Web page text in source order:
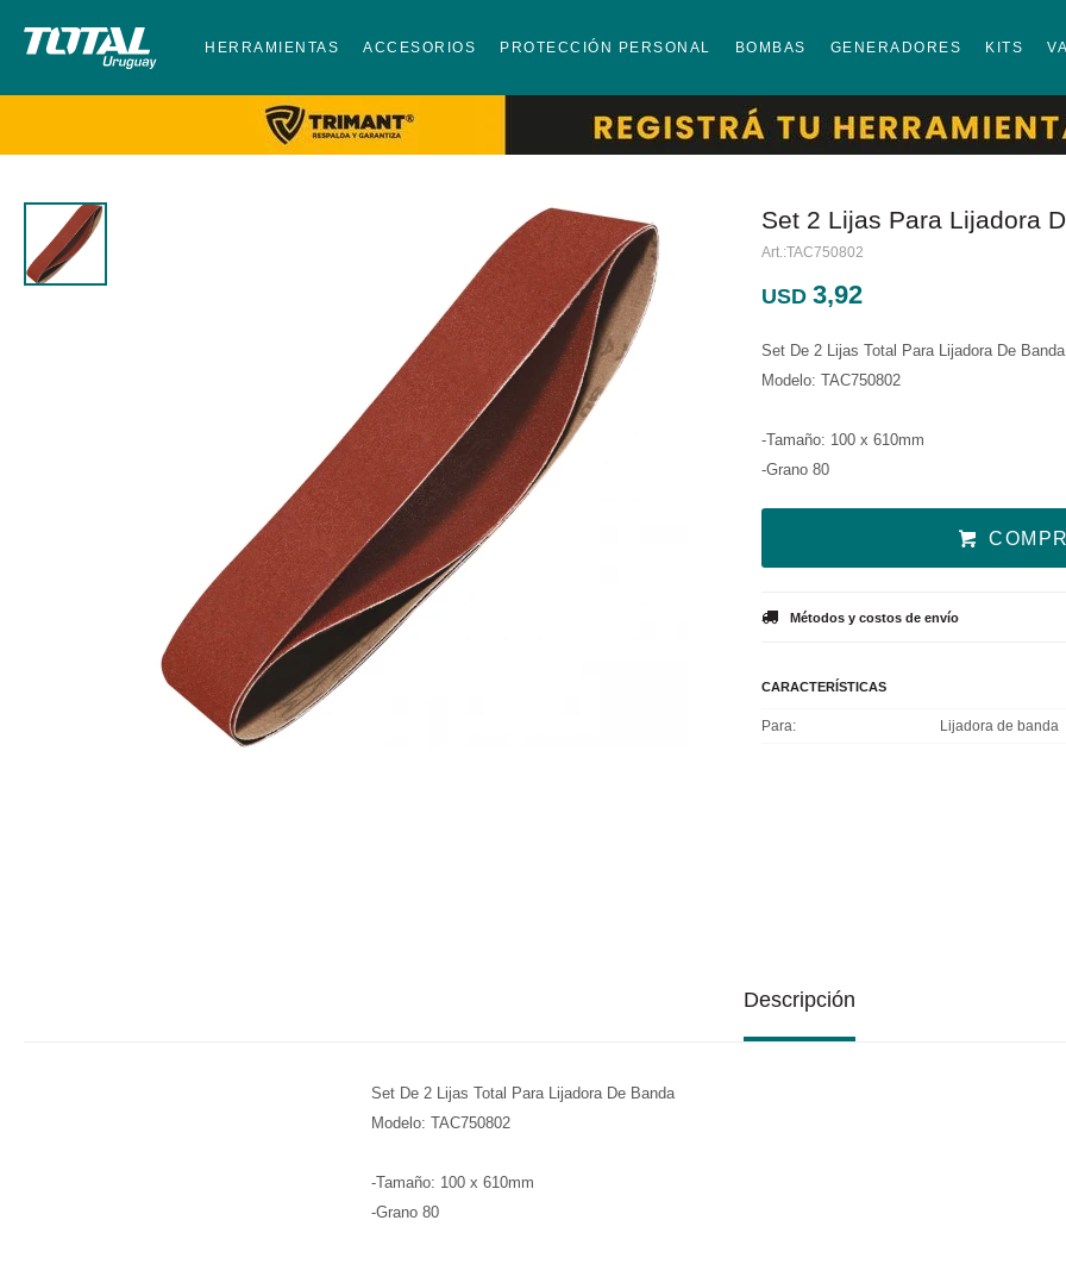
HERRAMIENTAS ACCESORIOS PROTECCIÓN PERSONAL BOMBAS GENERADORES KITS
Set 2 Lijas Para Lijadora
TAC750802
USD 3,92
Set De 2 Lijas Total Para Lijadora De Banda
Modelo: TAC750802
-Tamaño: 100 x 610mm
-Grano 80
Métodos y costos de envío
CARACTERÍSTICAS
Para Lijadora de banda
Descripción
Set De 2 Lijas Total Para Lijadora De Banda
Modelo: TAC750802
-Tamaño: 100 x 610mm
-Grano 80